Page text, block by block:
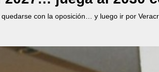
con la oposición… y luego ir por